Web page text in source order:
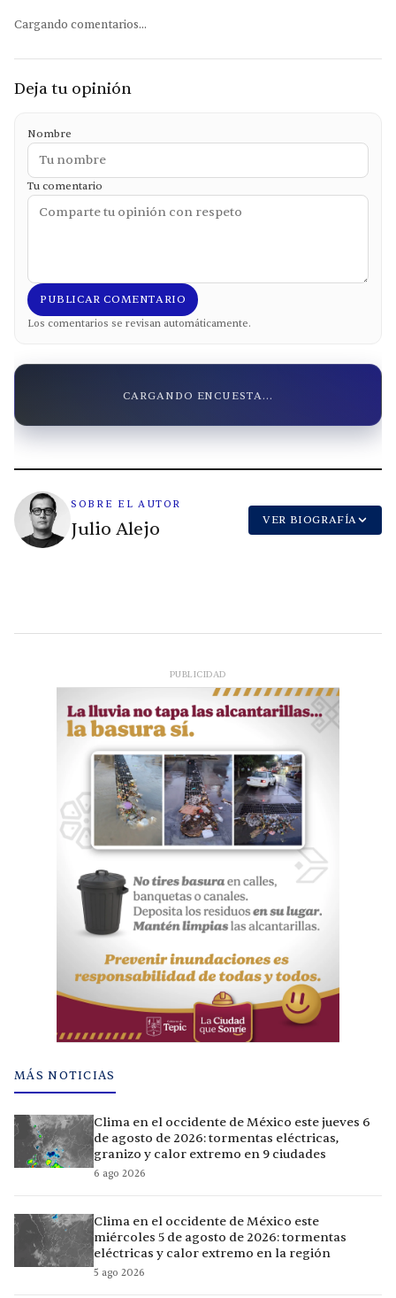
Cargando comentarios...
Deja tu opinión
Nombre
Tu comentario
PUBLICAR COMENTARIO
Los comentarios se revisan automáticamente.
CARGANDO ENCUESTA...
SOBRE EL AUTOR
Julio Alejo VER BIOGRAFÍA
PUBLICIDAD
MÁS NOTICIAS
Clima en el occidente de México este jueves 6
de agosto de 2026: tormentas eléctricas,
granizo y calor extremo en 9 ciudades
6 ago 2026
Clima en el occidente de México este
miércoles 5 de agosto de 2026: tormentas
eléctricas y calor extremo en la región
5 ago 2026